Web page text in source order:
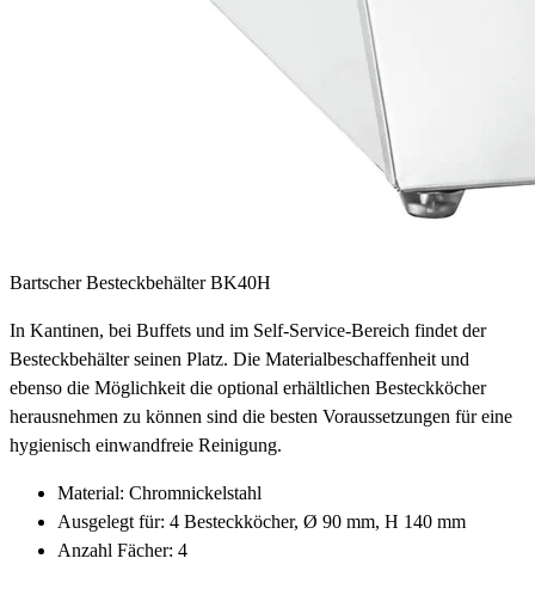
Bartscher Besteckbehälter BK40H
In Kantinen, bei Buffets und im Self-Service-Bereich findet der
Besteckbehälter seinen Platz. Die Materialbeschaffenheit und
ebenso die Möglichkeit die optional erhältlichen Besteckköcher
herausnehmen zu können sind die besten Voraussetzungen für eine
hygienisch einwandfreie Reinigung.
Material: Chromnickelstahl
Ausgelegt für: 4 Besteckköcher, Ø 90 mm, H 140 mm
Anzahl Fächer: 4